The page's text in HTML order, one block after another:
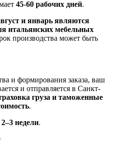
45-60 рабочих дней.
и январь являются
итальянских мебельных
производства может быть
и формирования заказа, ваш
и отправляется в Санкт-
груза и таможенные
.
2–3 недели.